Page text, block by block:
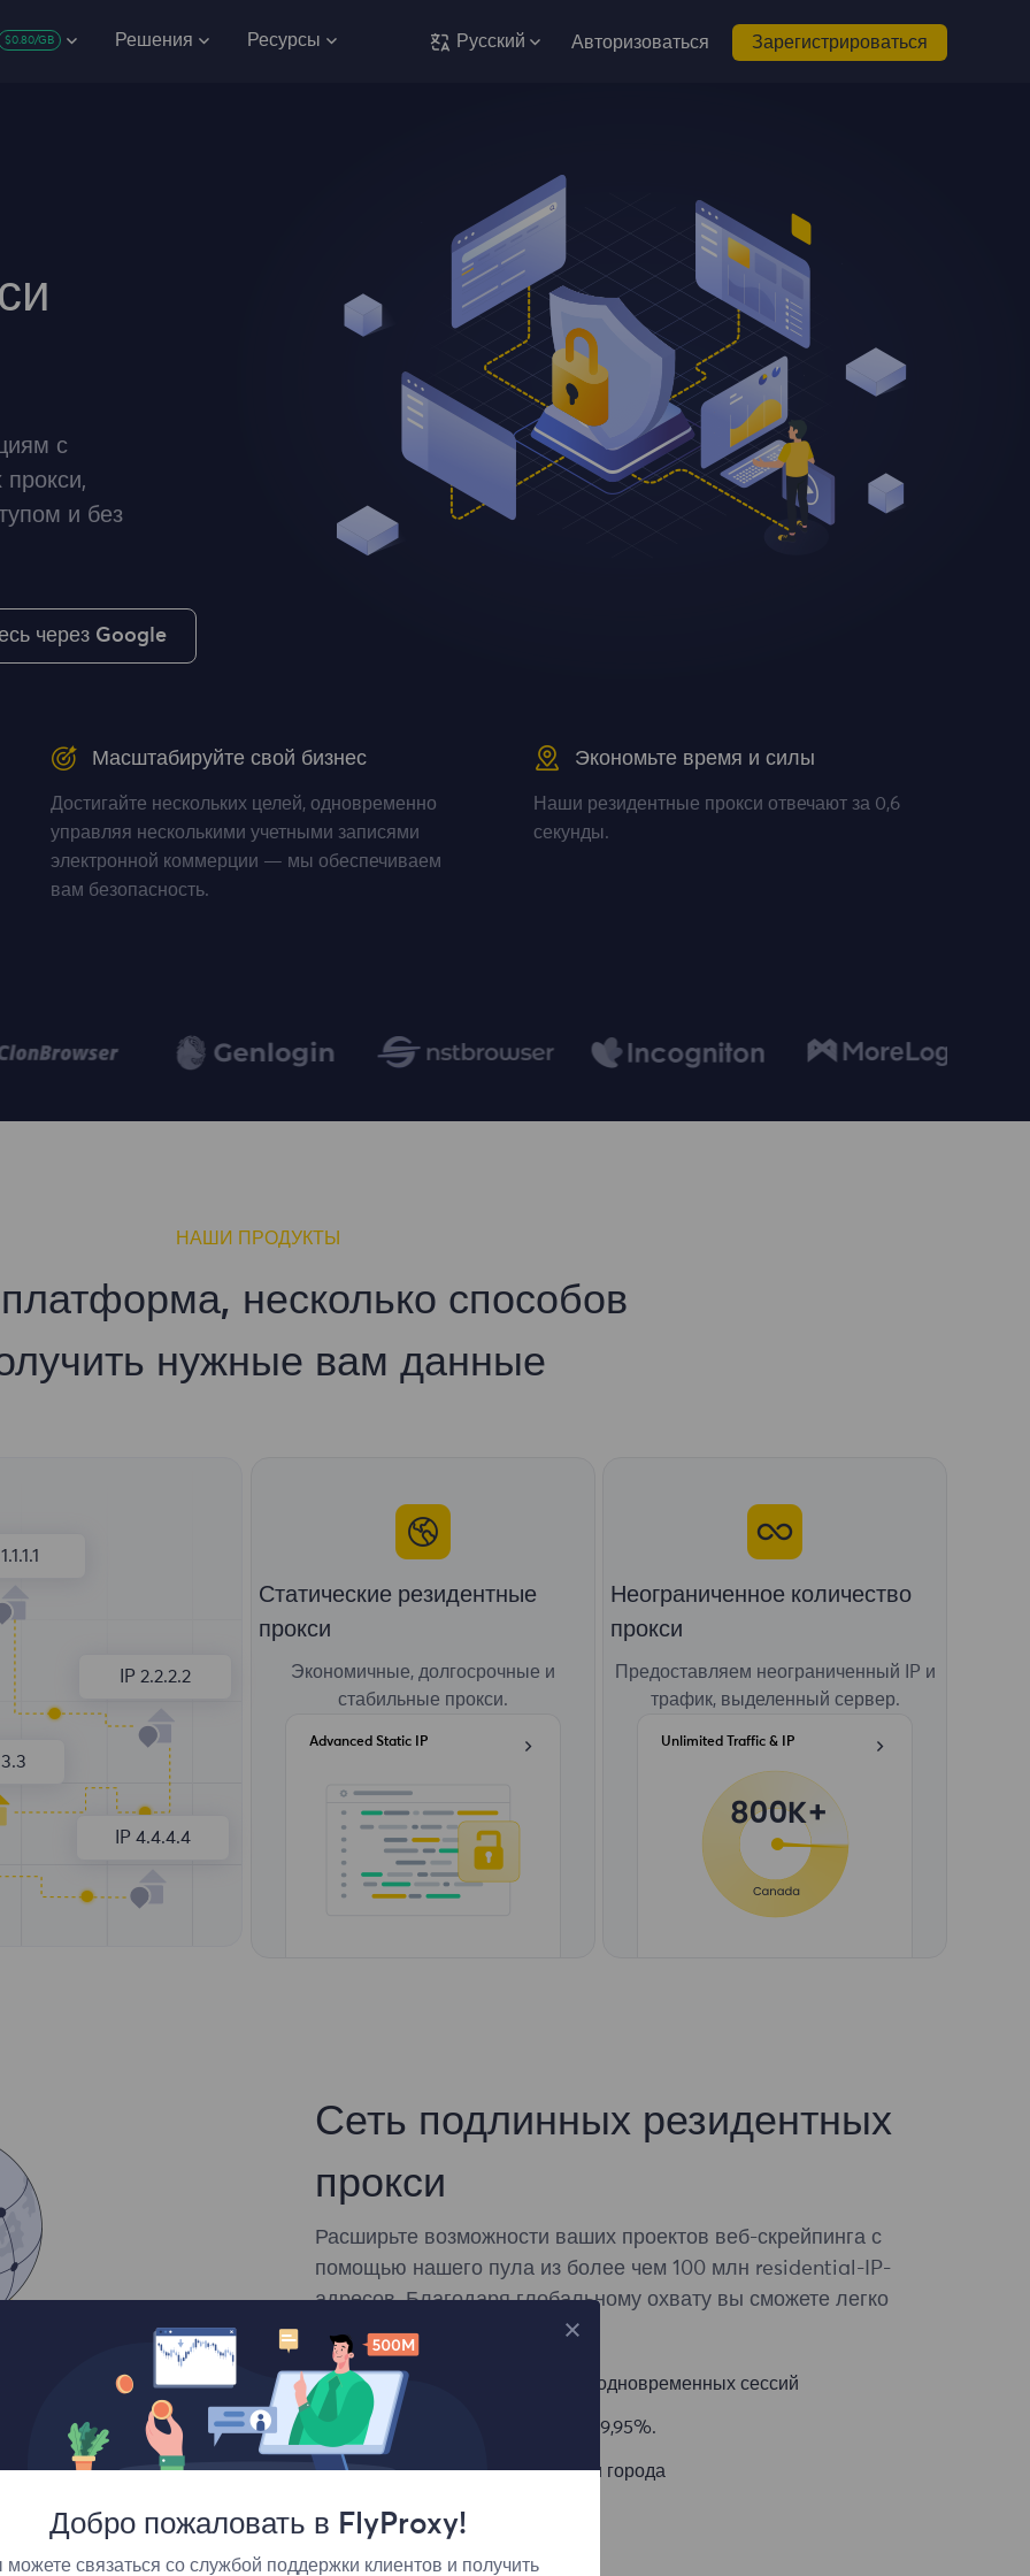
$0.80/GB Решения Ресурсы Русский Авторизоваться Зарегистрироваться
с
и без
через Google
Масштабируйте свой бизнес
Достигайте нескольких целей, одновременно
управляя несколькими учетными записями
электронной коммерции — мы обеспечиваем
вам безопасность.
Экономьте время и силы
Наши резидентные прокси отвечают за 0,6
секунды.
НАШИ ПРОДУКТЫ
несколько способов
нужные вам данные
IP 2.2.2.2
IP 4.4.4.4
Статические резидентные
прокси
Экономичные, долгосрочные и
стабильные прокси.
Advanced Static IP
Неограниченное количество
прокси
Предоставляем неограниченный IP и
трафик, выделенный сервер.
Unlimited Traffic & IP
Сеть подлинных резидентных
прокси
Расширьте возможности ваших проектов веб-скрейпинга с
помощью нашего пула из более чем 100 млн residential-IP-
адресов. Благодаря глобальному охвату вы сможете легко
выполнять сбор данных.
Неограниченное количество одновременных сессий
Средний показатель успеха 99,95%.
Таргетинг на уровне страны и города
Добро пожаловать в FlyProxy!
связаться со службой поддержки клиентов и получить